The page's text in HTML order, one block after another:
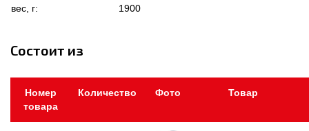
вес, г: 1900
Состоит из
Номер
товара
Количество Фото Товар